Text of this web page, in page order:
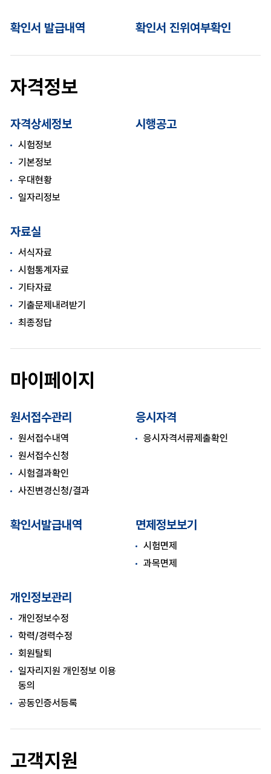
확인서 발급내역 확인서 진위여부확인
자격정보
자격상세정보
시험정보
기본정보
우대현황
일자리정보
시행공고
자료실
서식자료
시험통계자료
기타자료
기출문제내려받기
최종정답
마이페이지
원서접수관리
원서접수내역
원서접수신청
시험결과확인
사진변경신청/결과
응시자격
응시자격서류제출확인
확인서발급내역 면제정보보기
시험면제
과목면제
개인정보관리
개인정보수정
학력/경력수정
회원탈퇴
일자리지원 개인정보 이용
동의
공동인증서등록
고객지원